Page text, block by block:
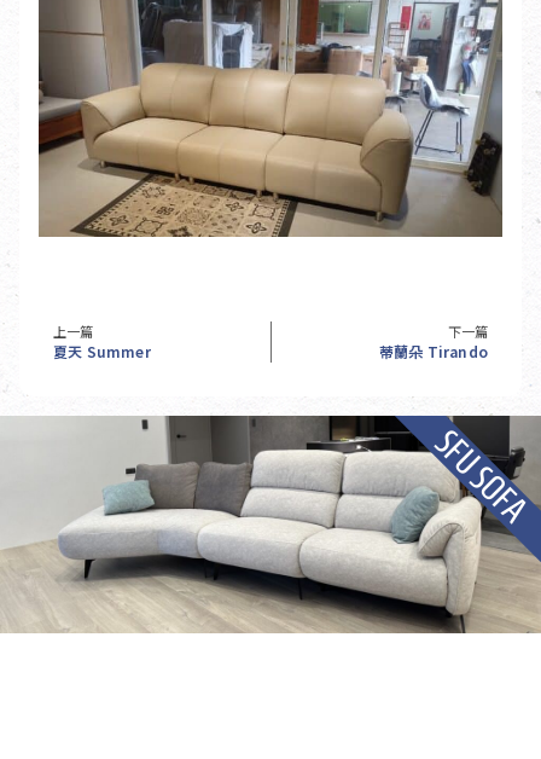
上一篇
夏天 Summer
下一篇
蒂蘭朵 Tirando
SFU SOFA